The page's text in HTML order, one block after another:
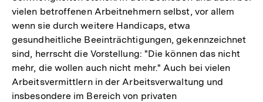
vielen betroffenen Arbeitnehmern selbst, vor allem
wenn sie durch weitere Handicaps, etwa
gesundheitliche Beeinträchtigungen, gekennzeichnet
sind, herrscht die Vorstellung: "Die können das nicht
mehr, die wollen auch nicht mehr." Auch bei vielen
Arbeitsvermittlern in der Arbeitsverwaltung und
insbesondere im Bereich von privaten